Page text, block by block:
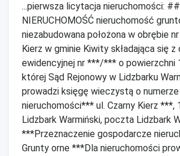
...pierwsza licytacja nieruchomości: ##
NIERUCHOMOŚĆ nieruchomość
niezabudowana położona w obrębie
Kierz w gminie Kiwity składająca się z
ewidencyjnej nr ***/*** o powierzchni
której Sąd Rejonowy w Lidzbarku
prowadzi księgę wieczystą o
nieruchomości*** ul. Czarny Kierz ***,
Lidzbark Warmiński, poczta Lidzbark
***Przeznaczenie gospodarcze
Grunty orne ***Dla nieruchomości